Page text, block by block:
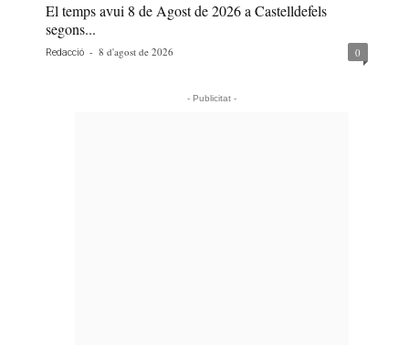
El temps avui 8 de Agost de 2026 a Castelldefels
segons...
Redacció - 8 d'agost de 2026 0
- Publicitat -